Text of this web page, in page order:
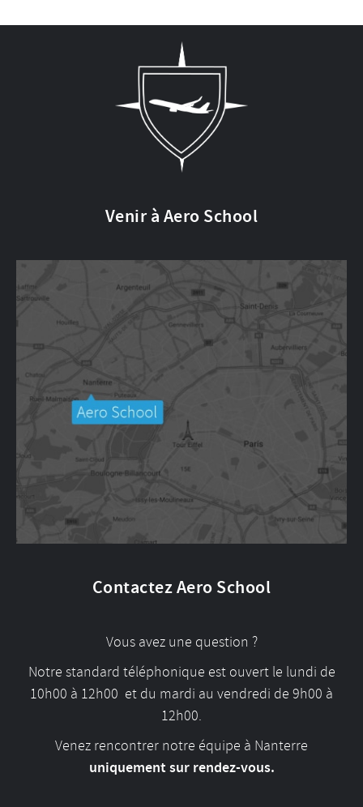
Venir à Aero School
Contactez Aero School
Vous avez une question ?
Notre standard téléphonique est ouvert le lundi de
10h00 à 12h00 et du mardi au vendredi de 9h00 à
12h00.
Venez rencontrer notre équipe à Nanterre
uniquement sur rendez-vous.